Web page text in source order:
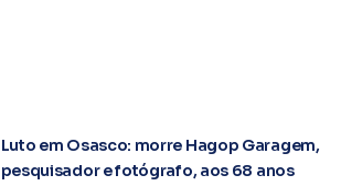
Luto em Osasco: morre Hagop Garagem,
pesquisador e fotógrafo, aos 68 anos